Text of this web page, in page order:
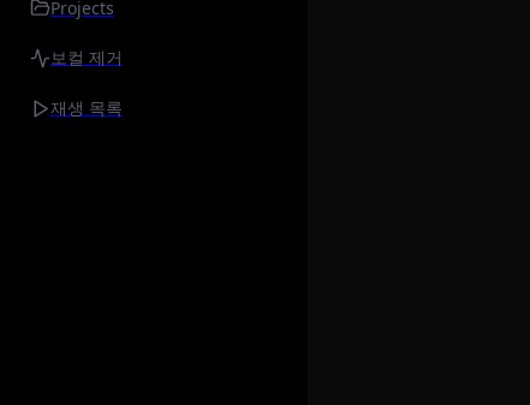
Projects
보컬 제거
재생 목록